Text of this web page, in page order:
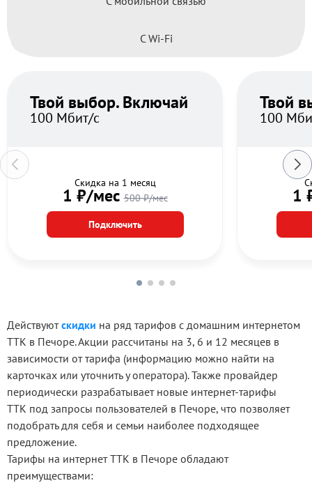
С Wi-Fi
Твой выбор. Включай
100 Мбит/с
Скидка на 1 месяц
1 ₽/мес500 ₽/мес
Подключить
Твой
100
1
Действуютскидки на ряд тарифов с домашним интернетом
ТТК в Печоре. Акции рассчитаны на 3, 6 и 12 месяцев в
зависимости от тарифа (информацию можно найти на
карточках или уточнить у оператора). Также провайдер
периодически разрабатывает новые интернет-тарифы
ТТК под запросы пользователей в Печоре, что позволяет
подобрать для себя и семьи наиболее подходящее
предложение.
Тарифы на интернет ТТК в Печоре обладают
преимуществами: